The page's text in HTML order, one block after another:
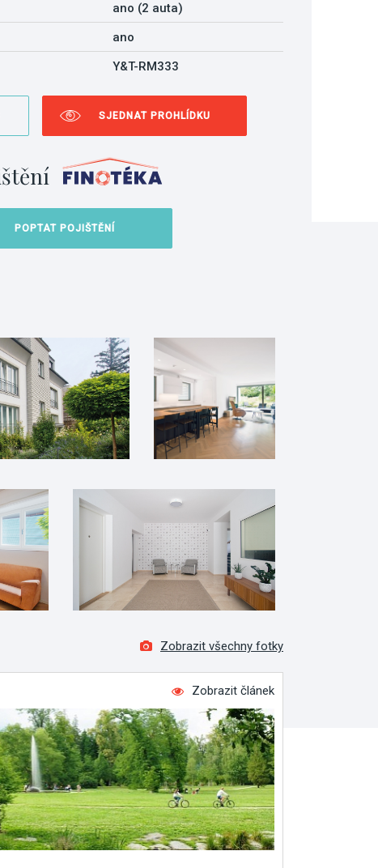
ano (2 auta)
ano
Y&T-RM333
SJEDNAT PROHLÍDKU
POPTAT POJIŠTĚNÍ
Zobrazit všechny fotky
Zobrazit článek